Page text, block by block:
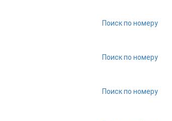
Поиск по номеру
Поиск по номеру
Поиск по номеру